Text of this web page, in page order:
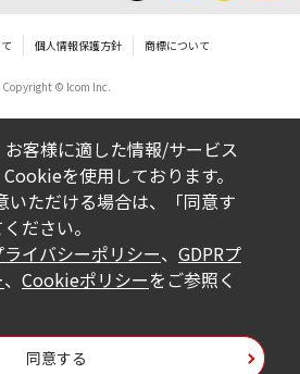
変更される場合があります。
ービスに掲載していますBIOS/
データにつきましては、パソ
テムを制御する重要なデータ
の書換中に誤操作や中断に
合、パソコンが正常に動作
お客様がBIOS/ファームウェ
失敗され、正常に動作しな
社営業所サービス係におき
理をさせていただきます。
ァームウェアデータの書換は、
個人情報保護方針 商標について
Copyright © Icom Inc.
客様に適した情報/サービス
を使用しております。
ただける場合は、「同意す
ださい。
ライバシーポリシー、 GDPRプ
、 Cookieポリシーをご参照く
同意する